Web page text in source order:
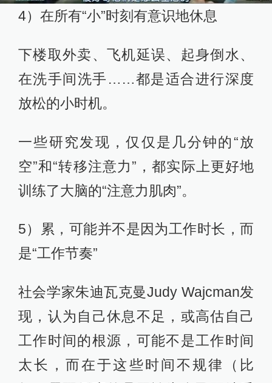
4）在所有“小”时刻有意识地休息
下楼取外卖、飞机延误、起身倒水、
在洗手间洗手……都是适合进行深度
放松的小时机。
一些研究发现，仅仅是几分钟的“放
空”和“转移注意力”，都实际上更好地
训练了大脑的“注意力肌肉”。
5）累，可能并不是因为工作时长，而
是“工作节奏”
社会学家朱迪瓦克曼Judy Wajcman发
现，认为自己休息不足，或高估自己
工作时间的根源，可能不是工作时间
太长，而在于这些时间不规律（比